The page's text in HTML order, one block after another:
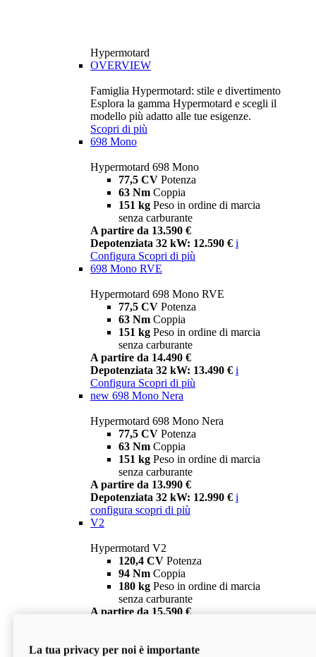
Hypermotard
OVERVIEW
Famiglia Hypermotard: stile e divertimento
Esplora la gamma Hypermotard e scegli il
modello più adatto alle tue esigenze.
Scopri di più
698 Mono
Hypermotard 698 Mono
77,5 CV Potenza
63 Nm Coppia
151 kg Peso in ordine di marcia
senza carburante
A partire da 13.590 €
Depotenziata 32 kW: 12.590 € i
Configura Scopri di più
698 Mono RVE
Hypermotard 698 Mono RVE
77,5 CV Potenza
63 Nm Coppia
151 kg Peso in ordine di marcia
senza carburante
A partire da 14.490 €
Depotenziata 32 kW: 13.490 € i
Configura Scopri di più
new 698 Mono Nera
Hypermotard 698 Mono Nera
77,5 CV Potenza
63 Nm Coppia
151 kg Peso in ordine di marcia
senza carburante
A partire da 13.990 €
Depotenziata 32 kW: 12.990 € i
configura scopri di più
V2
Hypermotard V2
120,4 CV Potenza
94 Nm Coppia
180 kg Peso in ordine di marcia
senza carburante
A partire da 15.590 €
V2 SP
La tua privacy per noi è importante